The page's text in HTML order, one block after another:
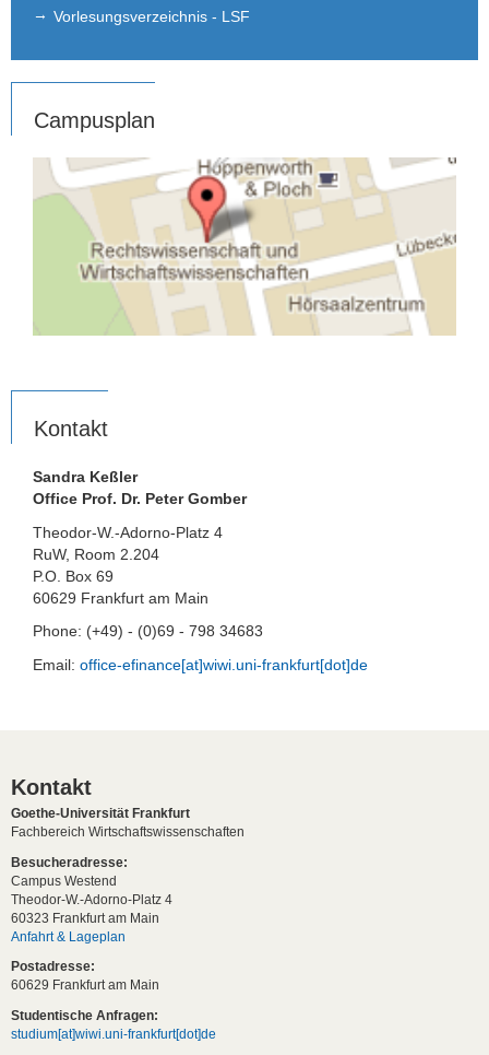
Vorlesungsverzeichnis - LSF
Campusplan
Kontakt
Sandra Keßler
Office Prof. Dr. Peter Gomber
Theodor-W.-Adorno-Platz 4
RuW, Room 2.204
P.O. Box 69
60629 Frankfurt am Main
Phone: (+49) - (0)69 - 798 34683
Email: office-efinance[at]wiwi.uni-frankfurt[dot]de
Kontakt
Goethe-Universität Frankfurt
Fachbereich Wirtschaftswissenschaften
Besucheradresse:
Campus Westend
Theodor-W.-Adorno-Platz 4
60323 Frankfurt am Main
Anfahrt & Lageplan
Postadresse:
60629 Frankfurt am Main
Studentische Anfragen:
studium[at]wiwi.uni-frankfurt[dot]de